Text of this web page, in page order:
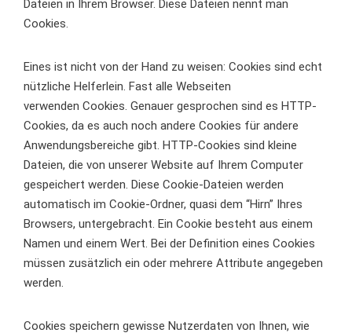
Dateien in Ihrem Browser. Diese Dateien nennt man
Cookies.
Eines ist nicht von der Hand zu weisen: Cookies sind echt
nützliche Helferlein. Fast alle Webseiten
verwenden Cookies. Genauer gesprochen sind es HTTP-
Cookies, da es auch noch andere Cookies für andere
Anwendungsbereiche gibt. HTTP-Cookies sind kleine
Dateien, die von unserer Website auf Ihrem Computer
gespeichert werden. Diese Cookie-Dateien werden
automatisch im Cookie-Ordner, quasi dem “Hirn” Ihres
Browsers, untergebracht. Ein Cookie besteht aus einem
Namen und einem Wert. Bei der Definition eines Cookies
müssen zusätzlich ein oder mehrere Attribute angegeben
werden.
Cookies speichern gewisse Nutzerdaten von Ihnen, wie